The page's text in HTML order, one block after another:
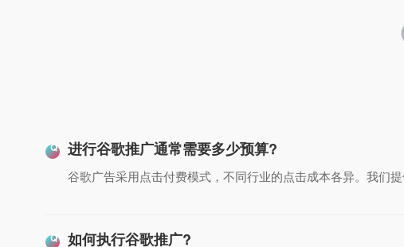
进行谷歌推广通常需要多少预算?
谷歌广告采用点击付费模式，不同行业的点击成本各异。我们
如何执行谷歌推广?